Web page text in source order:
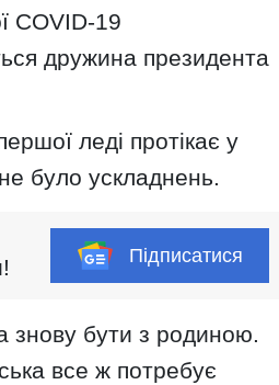
COVID-19
дружина президента
леді протікає у
було ускладнень.
Підписатися
знову бути з родиною.
все ж потребує